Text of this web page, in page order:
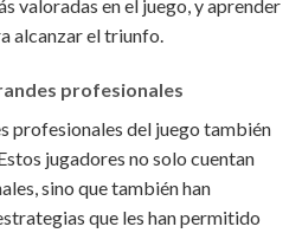
valoradas en el juego, y aprender
alcanzar el triunfo.
profesionales
profesionales del juego también
jugadores no solo cuentan
sino que también han
que les han permitido